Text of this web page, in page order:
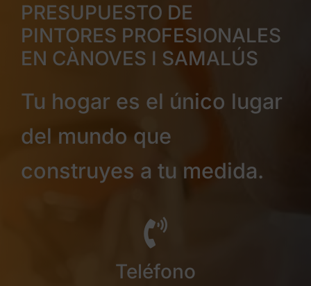
PRESUPUESTO DE
PINTORES PROFESIONALES
EN CÀNOVES I SAMALÚS
Tu hogar es el único lugar
del mundo que
construyes a tu medida.
Teléfono